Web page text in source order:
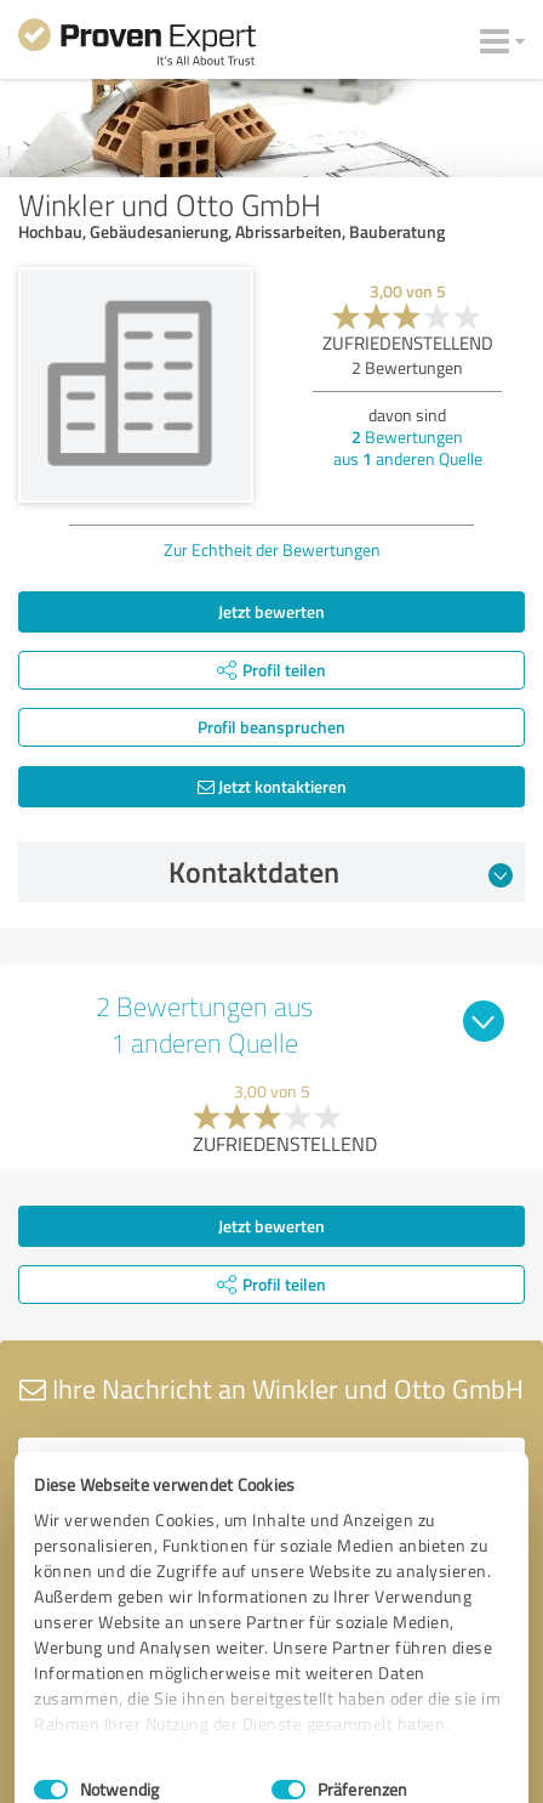
Diese Webseite verwendet Cookies
Wir verwenden Cookies, um Inhalte und Anzeigen zu
personalisieren, Funktionen für soziale Medien anbieten zu
können und die Zugriffe auf unsere Website zu analysieren.
Außerdem geben wir Informationen zu Ihrer Verwendung
unserer Website an unsere Partner für soziale Medien,
Werbung und Analysen weiter. Unsere Partner führen diese
Informationen möglicherweise mit weiteren Daten
zusammen, die Sie ihnen bereitgestellt haben oder die sie im
Rahmen Ihrer Nutzung der Dienste gesammelt haben.
Impressum Datenschutzbestimmungen
Einwilligungsauswahl
Notwendig Präferenzen
Winkler und Otto GmbH
Hochbau, Gebäudesanierung, Abrissarbeiten, Bauberatung
3,00von 5
ZUFRIEDENSTELLEND
2 Bewertungen
davon sind
2 Bewertungen
aus 1 anderen Quelle
Zur Echtheit der Bewertungen
Jetzt bewerten
Profil teilen
Profil beanspruchen
Jetzt kontaktieren
Kontaktdaten
2 Bewertungen aus
1 anderen Quelle
3,00 von 5
ZUFRIEDENSTELLEND
Jetzt bewerten
Profil teilen
Ihre Nachricht an Winkler und Otto GmbH